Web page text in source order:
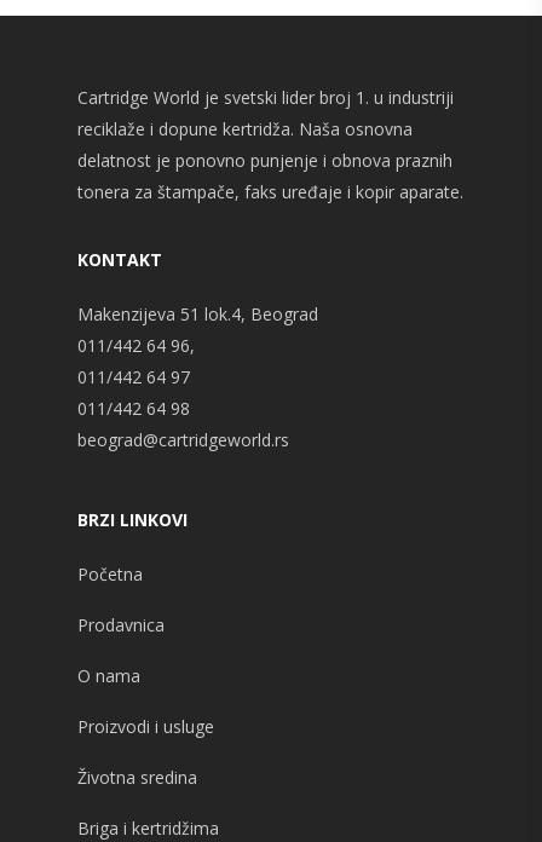
Cartridge World je svetski lider broj 1. u industriji
reciklaže i dopune kertridža. Naša osnovna
delatnost je ponovno punjenje i obnova praznih
tonera za štampače, faks uređaje i kopir aparate.
KONTAKT
Makenzijeva 51 lok.4, Beograd
011/442 64 96,
011/442 64 97
011/442 64 98
beograd@cartridgeworld.rs
BRZI LINKOVI
Početna
Prodavnica
O nama
Proizvodi i usluge
Životna sredina
Briga i kertridžima